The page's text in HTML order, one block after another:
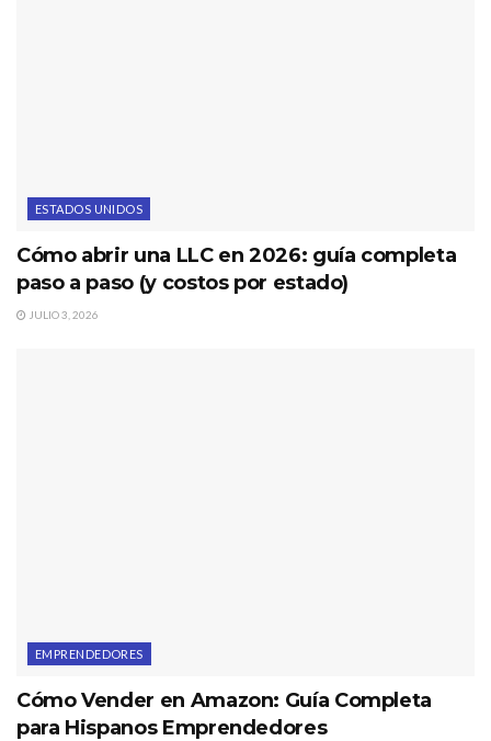
ESTADOS UNIDOS
Cómo abrir una LLC en 2026: guía completa
paso a paso (y costos por estado)
JULIO 3, 2026
EMPRENDEDORES
Cómo Vender en Amazon: Guía Completa
para Hispanos Emprendedores